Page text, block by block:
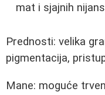
mat i sjajnih
Prednosti: velika
pigmentacija,
Mane: moguće